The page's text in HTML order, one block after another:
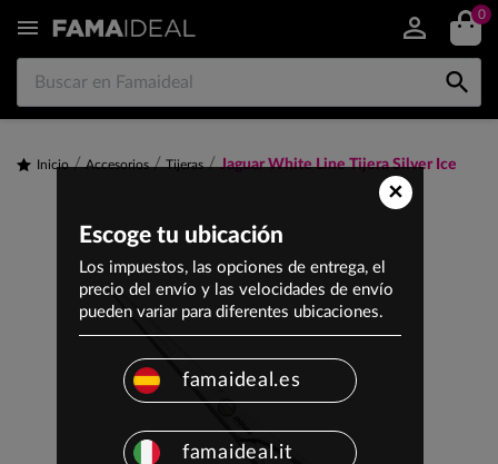
 0

Inicio Accesorios Tijeras Jaguar White Line Tijera Silver Ice
×
Escoge tu ubicación
Los impuestos, las opciones de entrega, el
precio del envío y las velocidades de envío
pueden variar para diferentes ubicaciones.
famaideal.es
famaideal.it